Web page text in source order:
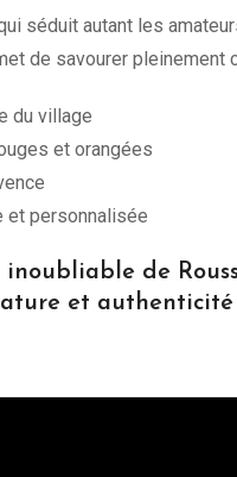
séduit autant les
de savourer pleinement
du village
et orangées
et personnalisée
inoubliable de
et